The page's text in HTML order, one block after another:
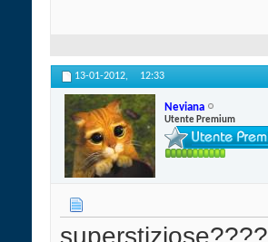
13-01-2012, 12:33
Neviana
Utente Premium